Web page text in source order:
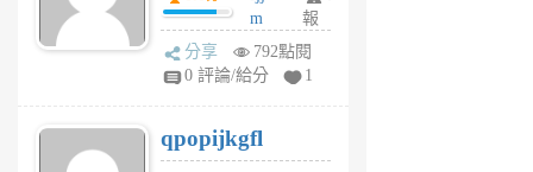
前
m
w
rs
6
個
報
分享
792點閱
0 評論/給分
1
qpopijkgfl